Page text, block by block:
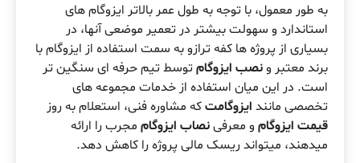
به طور معمول، با توجه به طول عمر بالاتر ایزوگام های
استاندارد و سهولت بیشتر در تعمیر موضعی آنها، در
بسیاری از پروژه ها کفه ترازو به سمت استفاده از ایزوگام با
برند معتبر ونصب ایزوگامتوسط تیم حرفه ای سنگین تر
است. در این میان استفاده از خدمات مجموعه های
تخصصی مانند ایزوگامتکه مشاوره فنی، استعلام به روز
قیمت ایزوگام و معرفینصاب ایزوگام مجرب را ارائه
میدهند، میتواند ریسک مالی پروژه را کاهش دهد.